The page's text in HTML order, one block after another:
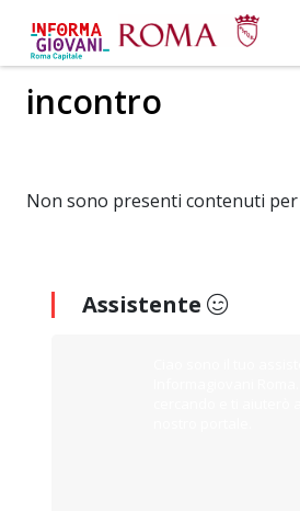
incontro
Non sono presenti contenuti
Assistente